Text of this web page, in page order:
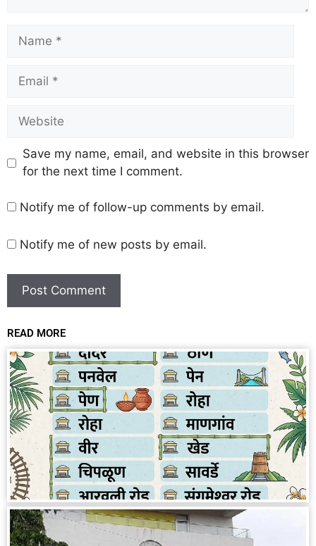
Save my name, email, and website in this browser
for the next time I comment.
Notify me of follow-up comments by email.
Notify me of new posts by email.
READ MORE